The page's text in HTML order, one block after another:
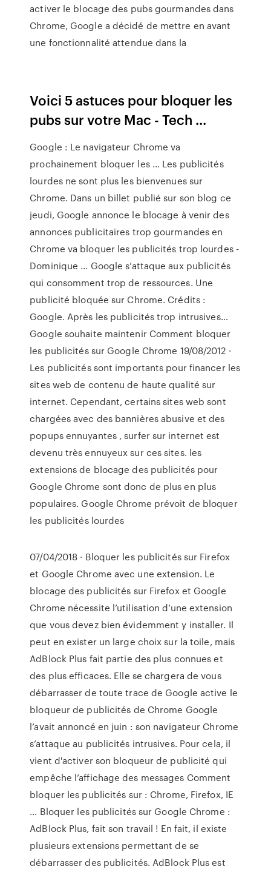
activer le blocage des pubs gourmandes dans
Chrome, Google a décidé de mettre en avant
une fonctionnalité attendue dans la
Voici 5 astuces pour bloquer les
pubs sur votre Mac - Tech ...
Google : Le navigateur Chrome va
prochainement bloquer les ... Les publicités
lourdes ne sont plus les bienvenues sur
Chrome. Dans un billet publié sur son blog ce
jeudi, Google annonce le blocage à venir des
annonces publicitaires trop gourmandes en
Chrome va bloquer les publicités trop lourdes -
Dominique ... Google s’attaque aux publicités
qui consomment trop de ressources. Une
publicité bloquée sur Chrome. Crédits :
Google. Après les publicités trop intrusives…
Google souhaite maintenir Comment bloquer
les publicités sur Google Chrome 19/08/2012 ·
Les publicités sont importants pour financer les
sites web de contenu de haute qualité sur
internet. Cependant, certains sites web sont
chargées avec des bannières abusive et des
popups ennuyantes , surfer sur internet est
devenu très ennuyeux sur ces sites. les
extensions de blocage des publicités pour
Google Chrome sont donc de plus en plus
populaires. Google Chrome prévoit de bloquer
les publicités lourdes
07/04/2018 · Bloquer les publicités sur Firefox
et Google Chrome avec une extension. Le
blocage des publicités sur Firefox et Google
Chrome nécessite l’utilisation d’une extension
que vous devez bien évidemment y installer. Il
peut en exister un large choix sur la toile, mais
AdBlock Plus fait partie des plus connues et
des plus efficaces. Elle se chargera de vous
débarrasser de toute trace de Google active le
bloqueur de publicités de Chrome Google
l’avait annoncé en juin : son navigateur Chrome
s’attaque au publicités intrusives. Pour cela, il
vient d'activer son bloqueur de publicité qui
empêche l’affichage des messages Comment
bloquer les publicités sur : Chrome, Firefox, IE
... Bloquer les publicités sur Google Chrome :
AdBlock Plus, fait son travail ! En fait, il existe
plusieurs extensions permettant de se
débarrasser des publicités. AdBlock Plus est